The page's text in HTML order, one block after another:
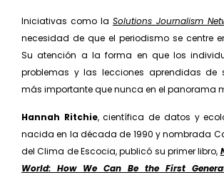
Iniciativas como la Solutions Journalism
necesidad de que el periodismo se centre
Su atención a la forma en que los
problemas y las lecciones aprendidas de
más importante que nunca en el panorama
Hannah Ritchie, científica de datos y
nacida en la década de 1990 y nombrada
del Clima de Escocia, publicó su primer libro,
World: How We Can Be the First